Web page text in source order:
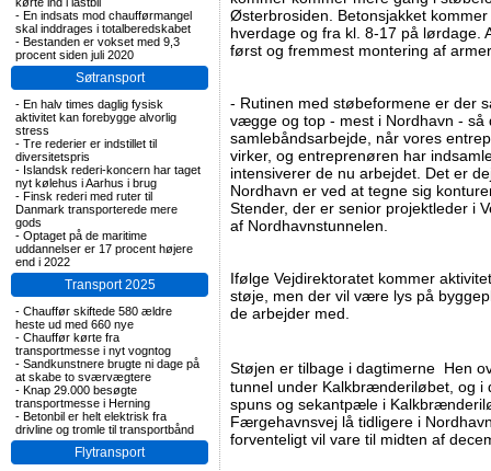
- En indsats mod chaufførmangel
skal inddrages i totalberedskabet
- Bestanden er vokset med 9,3
procent siden juli 2020
Søtransport
- En halv times daglig fysisk
aktivitet kan forebygge alvorlig
stress
- Tre rederier er indstillet til
diversitetspris
- Islandsk rederi-koncern har taget
nyt kølehus i Aarhus i brug
- Finsk rederi med ruter til
Danmark transporterede mere
gods
- Optaget på de maritime
uddannelser er 17 procent højere
end i 2022
Transport 2025
- Chauffør skiftede 580 ældre
heste ud med 660 nye
- Chauffør kørte fra
transportmesse i nyt vogntog
- Sandkunstnere brugte ni dage på
at skabe to sværvægtere
- Knap 29.000 besøgte
transportmesse i Herning
- Betonbil er helt elektrisk fra
drivline og tromle til transportbånd
Flytransport
Østerbrosiden. Betonsjakket
hverdage og fra kl. 8-17 på lørdage.
først og fremmest montering af
- Rutinen med støbeformene er der
vægge og top - mest i Nordhavn - så
samlebåndsarbejde, når vores
virker, og entreprenøren har
intensiverer de nu arbejdet. Det er
Nordhavn er ved at tegne sig
Stender, der er senior projektleder i
af Nordhavnstunnelen.
Ifølge Vejdirektoratet kommer
støje, men der vil være lys på
de arbejder med.
Støjen er tilbage i dagtimerne Hen
tunnel under Kalkbrænderiløbet, og
spuns og sekantpæle i
Færgehavnsvej lå tidligere i
forventeligt vil vare til midten af